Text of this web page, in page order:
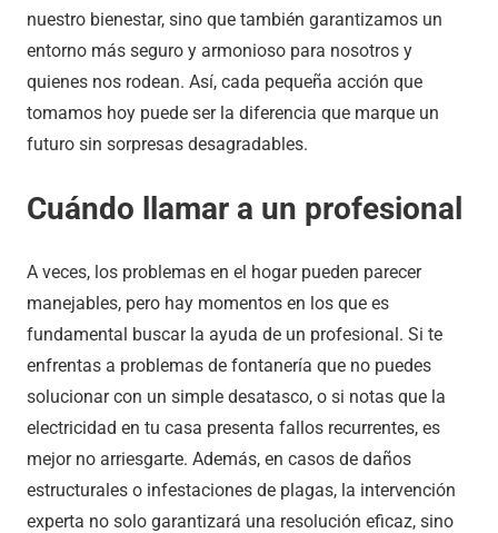
nuestro bienestar, sino que también garantizamos un
entorno más seguro y armonioso para nosotros y
quienes nos rodean. Así, cada pequeña acción que
tomamos hoy puede ser la diferencia que marque un
futuro sin sorpresas desagradables.
Cuándo llamar a un profesional
A veces, los problemas en el hogar pueden parecer
manejables, pero hay momentos en los que es
fundamental buscar la ayuda de un profesional. Si te
enfrentas a problemas de fontanería que no puedes
solucionar con un simple desatasco, o si notas que la
electricidad en tu casa presenta fallos recurrentes, es
mejor no arriesgarte. Además, en casos de daños
estructurales o infestaciones de plagas, la intervención
experta no solo garantizará una resolución eficaz, sino